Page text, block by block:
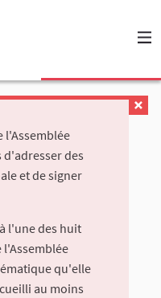
l'Assemblée
des
et de signer
l'une des huit
qu'elle
au moins